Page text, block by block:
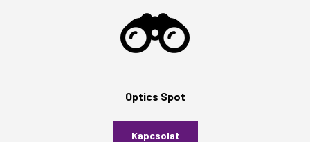
Optics Spot
Kapcsolat